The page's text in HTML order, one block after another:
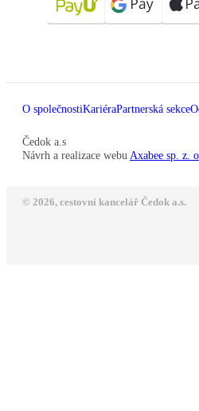
O společnostiKariéraPartnerská sekce
Čedok a.s
Návrh a realizace webu Axabee sp. z.
© 2026, cestovní kancelář Čedok a.s.